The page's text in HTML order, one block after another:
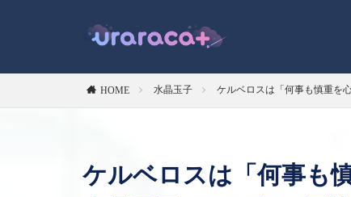
HOME 水晶玉子 ケルベロスは「何事も慎重を
ケルベロスは「何事も